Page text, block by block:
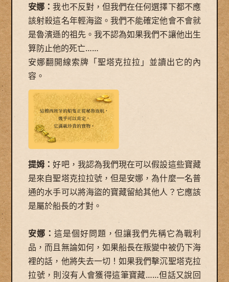
安娜：我也不反對，但我們在任何選擇下都不應
該射殺這名年輕海盜。我們不能確定他會不會就
是魯濱遜的祖先。我不認為如果我們不讓他出生
算防止他的死亡……
安娜翻開線索牌「聖塔克拉拉」並讀出它的內
容。
提姆：好吧，我認為我們現在可以假設這些寶藏
是來自聖塔克拉拉號，但是安娜，為什麼一名普
通的水手可以將海盜的寶藏留給其他人？它應該
是屬於船長的才對。
安娜：這是個好問題，但讓我們先稱它為戰利
品，而且無論如何，如果船長在叛變中被仍下海
裡的話，他將失去一切！如果我們擊沉聖塔克拉
拉號，則沒有人會獲得這筆寶藏……但話又說回